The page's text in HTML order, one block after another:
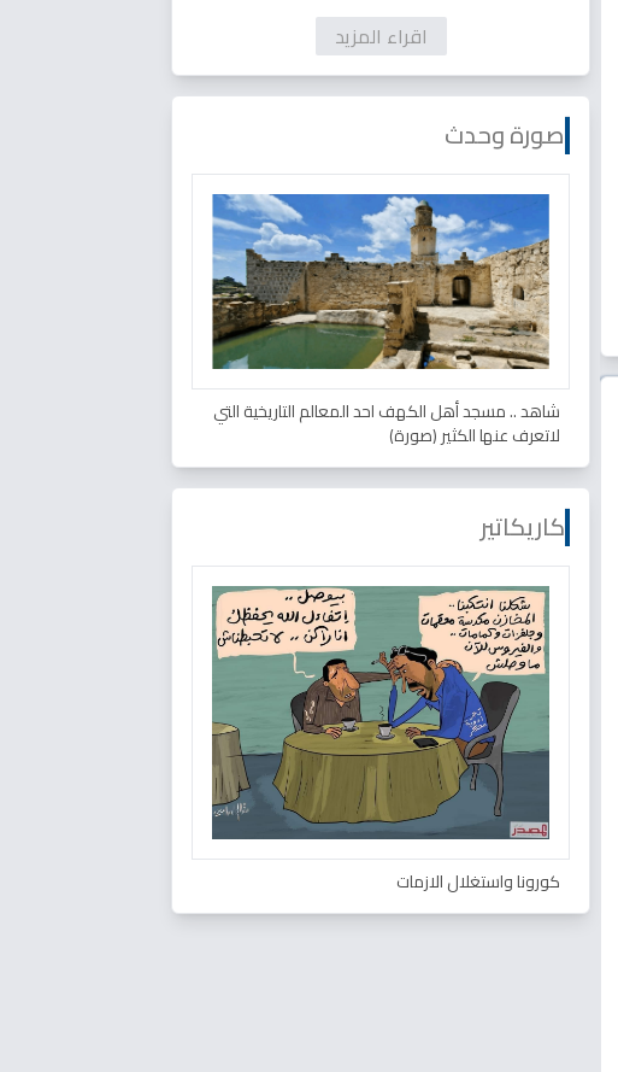
اقراء المزيد
صورة وحدث
شاهد .. مسجد أهل الكهف احد المعالم التاريخية التي
لاتعرف عنها الكثير (صورة)
كاريكاتير
كورونا واستغلال الازمات